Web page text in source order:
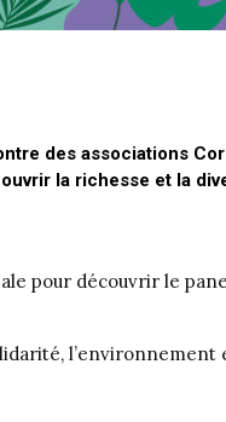
des associations
la richesse et la
pour découvrir le